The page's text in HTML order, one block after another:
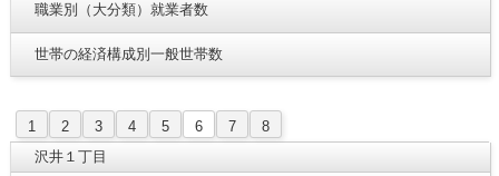
職業別（大分類）就業者数
世帯の経済構成別一般世帯数
1 2 3 4 5 6 7
8
沢井１丁目